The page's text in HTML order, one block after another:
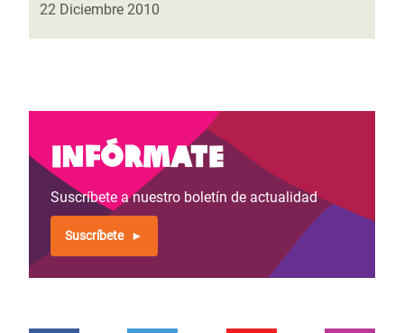
22 Diciembre 2010
Infórmate
Suscríbete a nuestro boletín de actualidad
Suscríbete